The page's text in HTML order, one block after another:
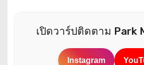
เปิดวาร์ปติดตาม Park
Instagram